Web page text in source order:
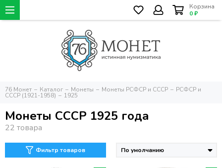
Корзина
0 ₽
76 Монет Каталог Монеты Монеты РСФСР и СССР РСФСР и
СССР (1921-1958) 1925
Монеты СССР 1925 года
Фильтр товаров